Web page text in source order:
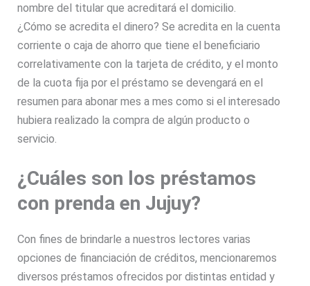
nombre del titular que acreditará el domicilio.
¿Cómo se acredita el dinero? Se acredita en la cuenta
corriente o caja de ahorro que tiene el beneficiario
correlativamente con la tarjeta de crédito, y el monto
de la cuota fija por elpréstamose devengará en el
resumen para abonar mes a mes como si el interesado
hubiera realizado la compra de algún producto o
servicio.
¿Cuáles son los préstamos
con prenda en Jujuy?
Con fines de brindarle a nuestros lectores varias
opciones de financiación de créditos, mencionaremos
diversos préstamos ofrecidos por distintas entidad y